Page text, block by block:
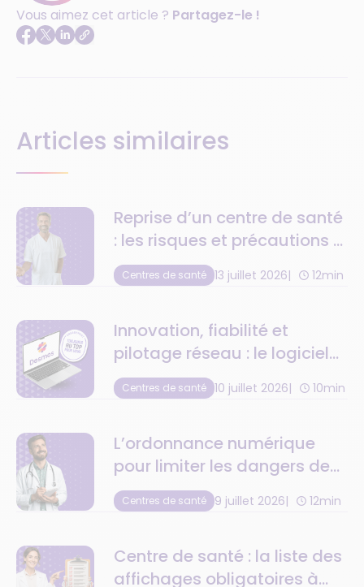
Vous aimez cet article ? Partagez-le !
Articles similaires
Reprise d’un centre de santé
: les risques et précautions à
anticiper
Centres de santé 13 juillet 2026 12min
Innovation, fiabilité et
pilotage réseau : le logiciel
de centre de santé au top
de la tech
Centres de santé 10 juillet 2026 10min
L’ordonnance numérique
pour limiter les dangers de
la retranscription
médicamenteuse
Centres de santé 9 juillet 2026 12min
Centre de santé : la liste des
affichages obligatoires à